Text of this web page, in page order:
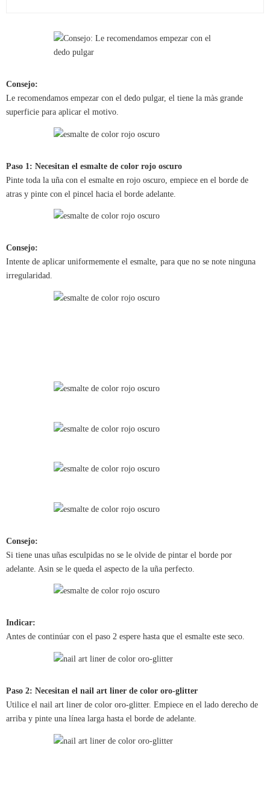
Consejo:
Le recomendamos empezar con el dedo pulgar, el tiene la màs grande
superficie para aplicar el motivo.
Paso 1: Necesitan el esmalte de color rojo oscuro
Pinte toda la uña con el esmalte en rojo oscuro, empiece en el borde de
atras y pinte con el pincel hacia el borde adelante.
Consejo:
Intente de aplicar uniformemente el esmalte, para que no se note ninguna
irregularidad.
Consejo:
Si tiene unas uñas esculpidas no se le olvide de pintar el borde por
adelante. Asin se le queda el aspecto de la uña perfecto.
Indicar:
Antes de continúar con el paso 2 espere hasta que el esmalte este seco.
Paso 2: Necesitan el nail art liner de color oro-glitter
Utilice el nail art liner de color oro-glitter. Empiece en el lado derecho de
arriba y pinte una línea larga hasta el borde de adelante.